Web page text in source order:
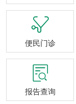

便民门诊

报告查询